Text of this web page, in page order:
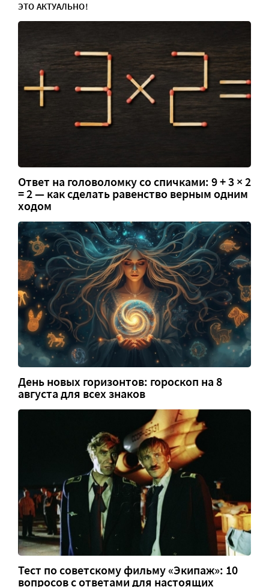
ЭТО АКТУАЛЬНО!
Ответ на головоломку со спичками: 9 + 3 × 2
= 2 — как сделать равенство верным одним
ходом
День новых горизонтов: гороскоп на 8
августа для всех знаков
Тест по советскому фильму «Экипаж»: 10
вопросов с ответами для настоящих